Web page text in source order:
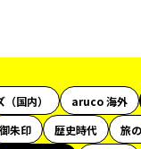
国内） aruco 海外
御朱印 歴史時代 旅